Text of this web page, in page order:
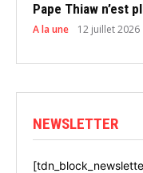
Pape Thiaw n’est
A la une 12 juillet 2026
NEWSLETTER